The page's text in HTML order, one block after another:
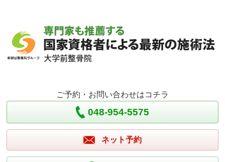
ご予約・お問い合わせはコチラ
048-954-5575
ネット予約